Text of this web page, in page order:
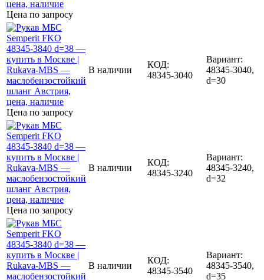
Цена по запросу
Цена по запросу
В наличии
КОД:
48345-3040
Вариант:
48345-3040,
d=30
Цена по запросу
В наличии
КОД:
48345-3240
Вариант:
48345-3240,
d=32
В наличии
КОД:
48345-3540
Вариант:
48345-3540,
d=35